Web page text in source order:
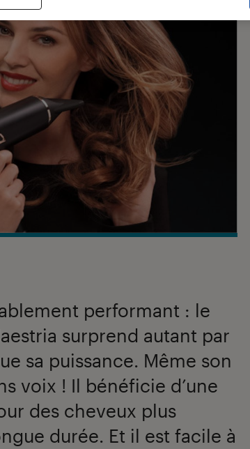
performant : le
surprend autant par
sa puissance. Même son
voix ! Il bénéficie d’une
des cheveux plus
durée. Et il est facile à